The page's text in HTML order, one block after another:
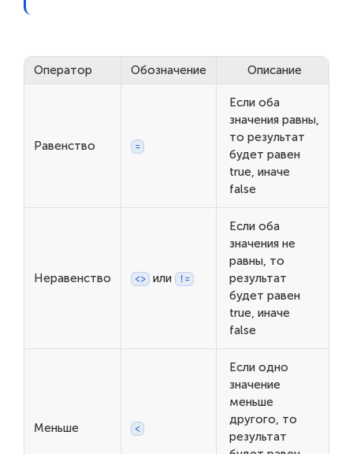
Оператор Обозначение Описание
Равенство =
Если оба
значения равны,
то результат
будет равен
true, иначе
false
Неравенство <> или !=
Если оба
значения не
равны, то
результат
будет равен
true, иначе
false
Меньше <
Если одно
значение
меньше
другого, то
результат